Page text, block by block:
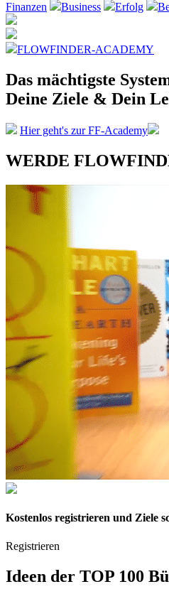
Finanzen
Business Erfolg
FLOWFINDER-ACADEMY
Das mächtigste
Deine Ziele & Dein
Hier geht's zur FF-Academy
WERDE
Kostenlos registrieren und Ziele
Registrieren
Ideen der TOP 100